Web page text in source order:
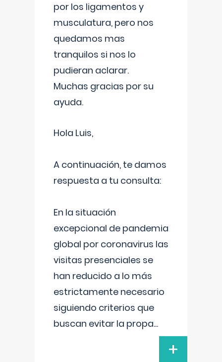
por los ligamentos y
musculatura, pero nos
quedamos mas
tranquilos si nos lo
pudieran aclarar.
Muchas gracias por su
ayuda.
Hola Luis,
A continuación, te damos
respuesta a tu consulta:
En la situación
excepcional de pandemia
global por coronavirus las
visitas presenciales se
han reducido a lo más
estrictamente necesario
siguiendo criterios que
buscan evitar la propa...
+